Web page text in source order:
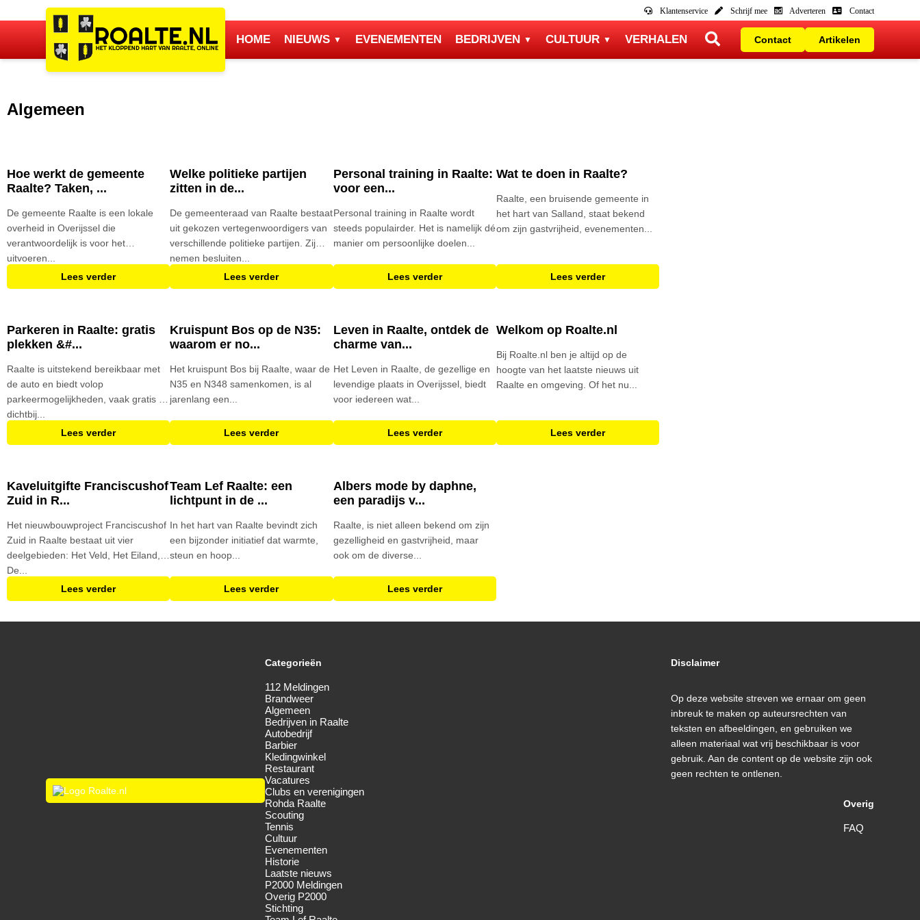
Klantenservice Schrijf mee Adverteren Contact
HOME NIEUWS EVENEMENTEN BEDRIJVEN CULTUUR VERHALEN Contact Artikelen
Algemeen
Hoe werkt de gemeente
Raalte? Taken, ...
De gemeente Raalte is een lokale
overheid in Overijssel die
verantwoordelijk is voor het
uitvoeren...
Lees verder
Welke politieke partijen
zitten in de...
De gemeenteraad van Raalte bestaat
uit gekozen vertegenwoordigers van
verschillende politieke partijen. Zij
nemen besluiten...
Lees verder
Personal training in Raalte:
voor een...
Personal training in Raalte wordt
steeds populairder. Het is namelijk dé
manier om persoonlijke doelen...
Lees verder
Wat te doen in Raalte?
Raalte, een bruisende gemeente in
het hart van Salland, staat bekend
om zijn gastvrijheid, evenementen...
Lees verder
Parkeren in Raalte: gratis
plekken &#...
Raalte is uitstekend bereikbaar met
de auto en biedt volop
parkeermogelijkheden, vaak gratis en
dichtbij...
Lees verder
Kruispunt Bos op de N35:
waarom er no...
Het kruispunt Bos bij Raalte, waar de
N35 en N348 samenkomen, is al
jarenlang een...
Lees verder
Leven in Raalte, ontdek de
charme van...
Het Leven in Raalte, de gezellige en
levendige plaats in Overijssel, biedt
voor iedereen wat...
Lees verder
Welkom op Roalte.nl
Bij Roalte.nl ben je altijd op de
hoogte van het laatste nieuws uit
Raalte en omgeving. Of het nu...
Lees verder
Kaveluitgifte Franciscushof
Zuid in R...
Het nieuwbouwproject Franciscushof
Zuid in Raalte bestaat uit vier
deelgebieden: Het Veld, Het Eiland,
De...
Lees verder
Team Lef Raalte: een
lichtpunt in de ...
In het hart van Raalte bevindt zich
een bijzonder initiatief dat warmte,
steun en hoop...
Lees verder
Albers mode by daphne,
een paradijs v...
Raalte, is niet alleen bekend om zijn
gezelligheid en gastvrijheid, maar
ook om de diverse...
Lees verder
Categorieën
112 Meldingen
Brandweer
Algemeen
Bedrijven in Raalte
Autobedrijf
Barbier
Kledingwinkel
Restaurant
Vacatures
Clubs en verenigingen
Rohda Raalte
Scouting
Tennis
Cultuur
Evenementen
Historie
Laatste nieuws
P2000 Meldingen
Overig P2000
Stichting
Disclaimer
Op deze website streven we ernaar om geen
inbreuk te maken op auteursrechten van
teksten en afbeeldingen, en gebruiken we
alleen materiaal wat vrij beschikbaar is voor
gebruik. Aan de content op de website zijn ook
geen rechten te ontlenen.
Overig
FAQ